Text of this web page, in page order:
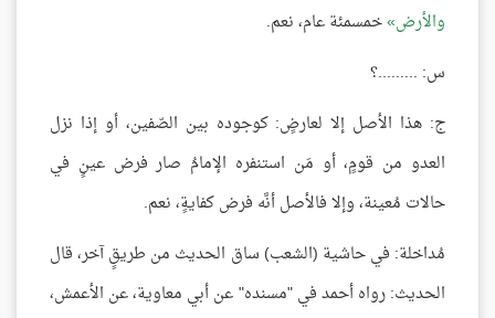
والأرض خمسمئة عام، نعم.
س: .........؟
ج: هذا الأصل إلا لعارضٍ: كوجوده بين الصّفين، أو إذا نزل
العدو من قومٍ، أو مَن استنفره الإمامُ صار فرض عينٍ في
حالات مُعينة، وإلا فالأصل أنَّه فرض كفايةٍ، نعم.
مُداخلة: في حاشية (الشعب) ساق الحديث من طريقٍ آخر، قال
الحديث: رواه أحمد في "مسنده" عن أبي معاوية، عن الأعمش،